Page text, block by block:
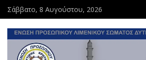
Σάββατο, 8 Αυγούστου, 2026